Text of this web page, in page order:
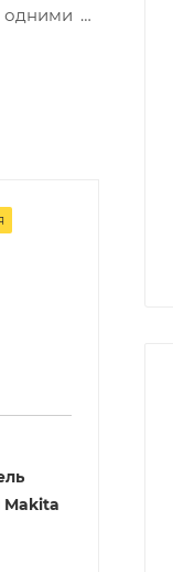
из
Makita